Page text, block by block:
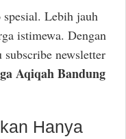
Lebih jauh
istimewa. Dengan
newsletter
Aqiqah Bandung
Hanya